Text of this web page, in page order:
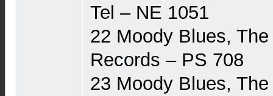
Tel ‎– NE 1051
22 Moody Blues,
Records ‎– PS 708
23 Moody Blues,